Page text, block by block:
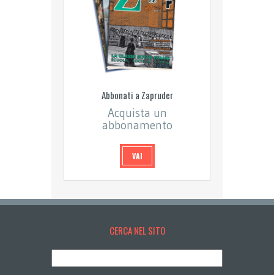
Abbonati a Zapruder
Acquista un
abbonamento
VAI
CERCA NEL SITO